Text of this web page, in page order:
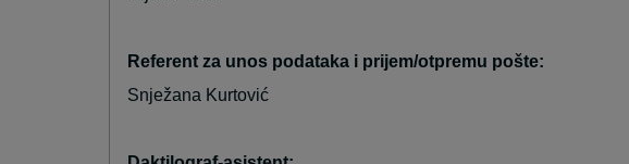
Referent za unos podataka i prijem/otpremu pošte:
Snježana Kurtović